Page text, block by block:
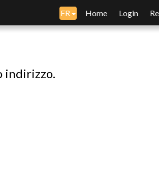
FR Home Login
indirizzo.